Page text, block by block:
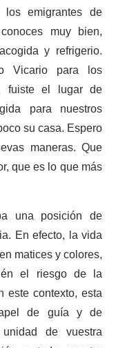
emigrantes de
muy bien,
y refrigerio.
Vicario para los
fuiste el lugar de
para nuestros
su casa. Espero
maneras. Que
que es lo que más
una posición de
En efecto, la vida
matices y colores,
el riesgo de la
este contexto, esta
de guía y de
de vuestra